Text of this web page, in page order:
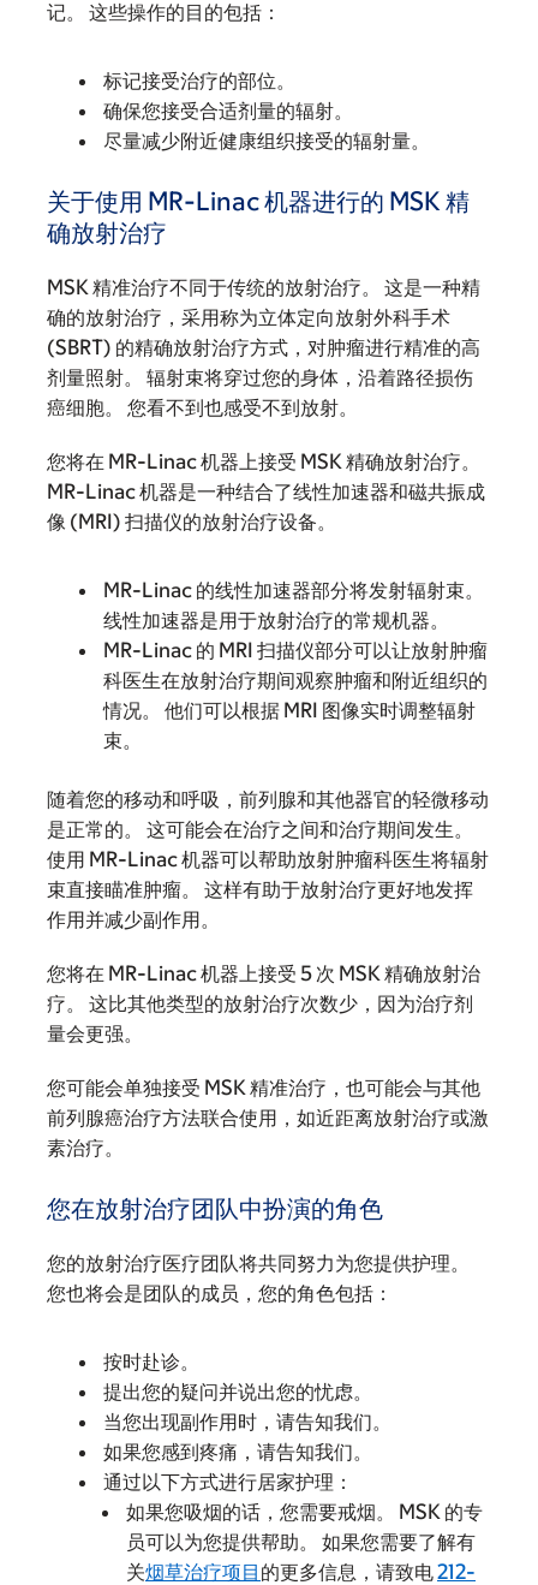
记。 这些操作的目的包括：
标记接受治疗的部位。
确保您接受合适剂量的辐射。
尽量减少附近健康组织接受的辐射量。
关于使用 MR-Linac 机器进行的 MSK 精
确放射治疗
MSK 精准治疗不同于传统的放射治疗。 这是一种精
确的放射治疗，采用称为立体定向放射外科手术
(SBRT) 的精确放射治疗方式，对肿瘤进行精准的高
剂量照射。 辐射束将穿过您的身体，沿着路径损伤
癌细胞。 您看不到也感受不到放射。
您将在 MR-Linac 机器上接受 MSK 精确放射治疗。
MR-Linac 机器是一种结合了线性加速器和磁共振成
像 (MRI) 扫描仪的放射治疗设备。
MR-Linac 的线性加速器部分将发射辐射束。
线性加速器是用于放射治疗的常规机器。
MR-Linac 的 MRI 扫描仪部分可以让放射肿瘤
科医生在放射治疗期间观察肿瘤和附近组织的
情况。 他们可以根据 MRI 图像实时调整辐射
束。
随着您的移动和呼吸，前列腺和其他器官的轻微移动
是正常的。 这可能会在治疗之间和治疗期间发生。
使用 MR-Linac 机器可以帮助放射肿瘤科医生将辐射
束直接瞄准肿瘤。 这样有助于放射治疗更好地发挥
作用并减少副作用。
您将在 MR-Linac 机器上接受 5 次 MSK 精确放射治
疗。 这比其他类型的放射治疗次数少，因为治疗剂
量会更强。
您可能会单独接受 MSK 精准治疗，也可能会与其他
前列腺癌治疗方法联合使用，如近距离放射治疗或激
素治疗。
您在放射治疗团队中扮演的角色
您的放射治疗医疗团队将共同努力为您提供护理。
您也将会是团队的成员，您的角色包括：
按时赴诊。
提出您的疑问并说出您的忧虑。
当您出现副作用时，请告知我们。
如果您感到疼痛，请告知我们。
通过以下方式进行居家护理：
如果您吸烟的话，您需要戒烟。 MSK 的专
员可以为您提供帮助。 如果您需要了解有
关烟草治疗项目 的更多信息，请致电212-